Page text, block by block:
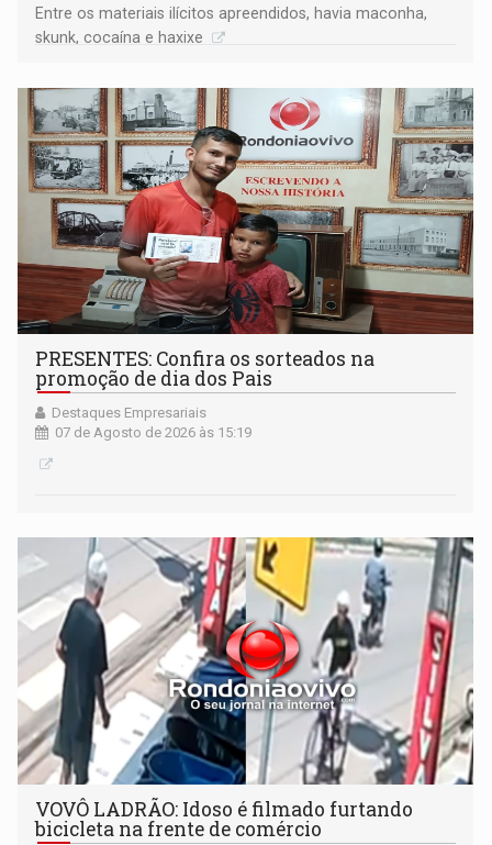
Entre os materiais ilícitos apreendidos, havia maconha,
skunk, cocaína e haxixe
PRESENTES: Confira os sorteados na
promoção de dia dos Pais
Destaques Empresariais
07 de Agosto de 2026 às 15:19
VOVÔ LADRÃO: Idoso é filmado furtando
bicicleta na frente de comércio